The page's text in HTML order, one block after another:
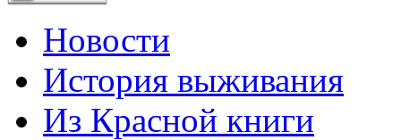
Новости
История выживания
Из Красной книги